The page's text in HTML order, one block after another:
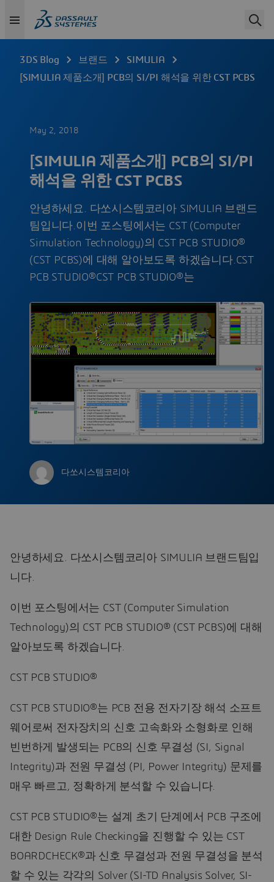
3DS Blog 브랜드
SIMULIA
[SIMULIA 제품소개] PCB의 SI/PI 해석을 위한 CST PCBS
May 2, 2018
[SIMULIA 제품소개] PCB의 SI/PI
해석을 위한 CST PCBS
안녕하세요. 다쏘시스템코리아 SIMULIA 브랜드
팀입니다.이번 포스팅에서는 CST (Computer
Simulation Technology)의 CST PCB STUDIO®
(CST PCBS)에 대해 알아보도록 하겠습니다.CST
PCB STUDIO®CST PCB STUDIO®는
다쏘시스템코리아
안녕하세요. 다쏘시스템코리아 SIMULIA 브랜드팀입
니다.
이번 포스팅에서는 CST (Computer Simulation
Technology)의 CST PCB STUDIO® (CST PCBS)에 대해
알아보도록 하겠습니다.
CST PCB STUDIO®
CST PCB STUDIO®는 PCB 전용 전자기장 해석 소프트
웨어로써 전자장치의 신호 고속화와 소형화로 인해
빈번하게 발생되는 PCB의 신호 무결성 (SI, Signal
Integrity)과 전원 무결성 (PI, Power Integrity) 문제를
매우 빠르고, 정확하게 분석할 수 있습니다.
CST PCB STUDIO®는 설계 초기 단계에서 PCB 구조에
대한 Design Rule Checking을 진행할 수 있는 CST
BOARDCHECK®과 신호 무결성과 전원 무결성을 분석
할 수 있는 각각의 Solver (SI-TD Analysis Solver, SI-